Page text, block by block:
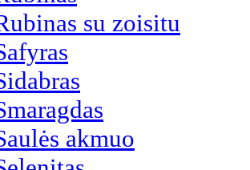
su zoisitu
akmuo